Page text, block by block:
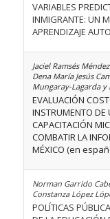
VARIABLES
INMIGRANTE: UN
APRENDIZAJE
Jaciel Ramsés
Dena María Jesús
Mungaray-Lagarda y
EVALUACIÓN
INSTRUMENTO DE
CAPACITACIÓN
COMBATIR LA
MÉXICO (en
Norman Garrido
Constanza López
POLÍTICAS